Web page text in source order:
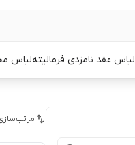
لباس عقد نامزدی فرمالیتهلباس